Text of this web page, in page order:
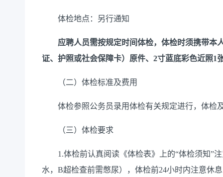
体检地点：另行通知
应聘人员需按规定时间体检， 体检时须携带本
证、护照或社会保障卡）原件、 2寸蓝底彩色近照1
（二）体检标准及费用
体检参照公务员录用体检有关规定进行， 体检
（三）体检要求
1.体检前认真阅读《体检表》上的“体检须知”
水， B超检查前需憋尿），体检前24小时内注意休